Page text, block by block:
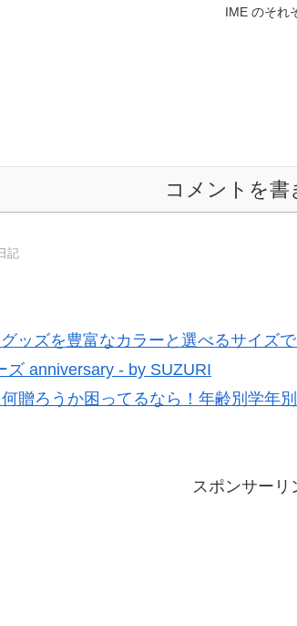
IME のそれ
コメントを書
記
ッズを豊富なカラーと選べるサイズ
ズ anniversary - by SUZURI
贈ろうか困ってるなら！年齢別学年
スポンサーリ